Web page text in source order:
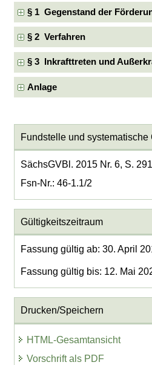
§ 1 Gegenstand der
§ 2 Verfahren
§ 3 Inkrafttreten und
Anlage
Fundstelle und
SächsGVBl. 2015 Nr. 6, S. 291
Fsn-Nr.: 46-1.1/2
Gültigkeitszeitraum
Fassung gültig ab: 30. April
Fassung gültig bis: 12. Mai
Drucken/Speichern
HTML-Gesamtansicht
Vorschrift als PDF